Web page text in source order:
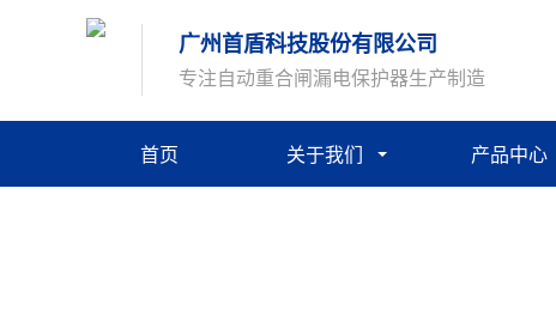
广州首盾科技股份有限公司
专注自动重合闸漏电保护器生产制造
首页 关于我们 产品中心